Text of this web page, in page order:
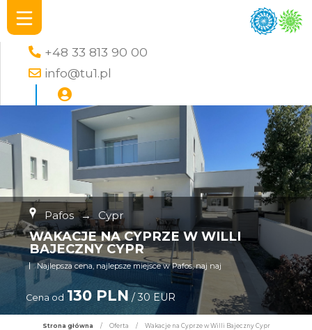
+48 33 813 90 00
info@tu1.pl
Pafos → Cypr
WAKACJE NA CYPRZE W WILLI
BAJECZNY CYPR
Najlepsza cena, najlepsze miejsce w Pafos, naj naj
Cena od 130 PLN/ 30 EUR
Strona główna / Oferta / Wakacje na Cyprze w Willi Bajeczny Cypr